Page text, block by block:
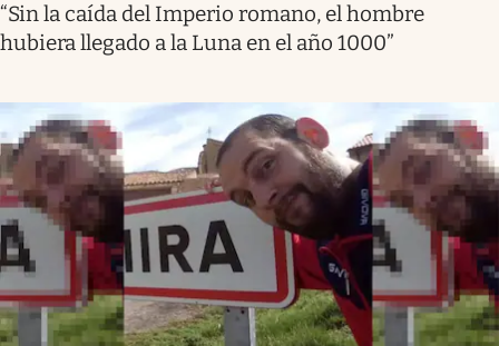
“Sin la caída del Imperio romano, el hombre
hubiera llegado a la Luna en el año 1000”